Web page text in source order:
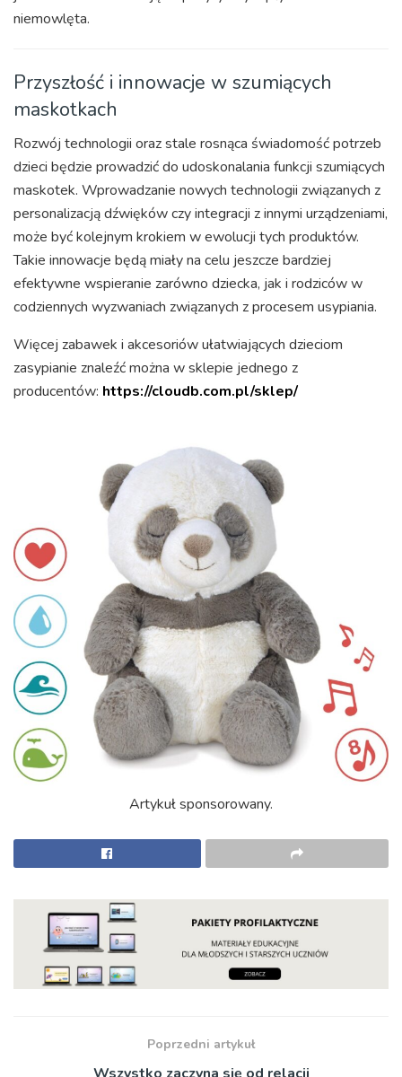
niemowlęta.
Przyszłość i innowacje w szumiących
maskotkach
Rozwój technologii oraz stale rosnąca świadomość potrzeb
dzieci będzie prowadzić do udoskonalania funkcji szumiących
maskotek. Wprowadzanie nowych technologii związanych z
personalizacją dźwięków czy integracji z innymi urządzeniami,
może być kolejnym krokiem w ewolucji tych produktów.
Takie innowacje będą miały na celu jeszcze bardziej
efektywne wspieranie zarówno dziecka, jak i rodziców w
codziennych wyzwaniach związanych z procesem usypiania.
Więcej zabawek i akcesoriów ułatwiających dzieciom
zasypianie znaleźć można w sklepie jednego z
producentów: https://cloudb.com.pl/sklep/
Artykuł sponsorowany.
Poprzedni artykuł